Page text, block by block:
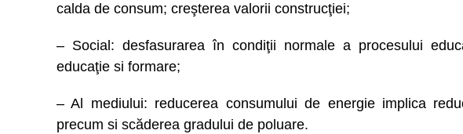
calda de consum; creşterea valorii construcţiei;
– Social: desfasurarea în condiţii normale a procesului
educaţie si formare;
– Al mediului: reducerea consumului de energie implica
precum si scăderea gradului de poluare.